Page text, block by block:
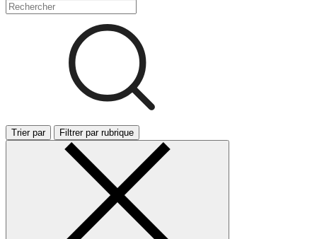
Trier par Filtrer par rubrique